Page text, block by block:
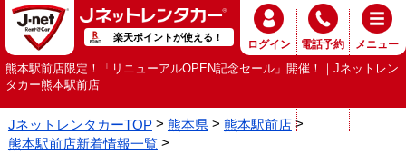
楽天ポイントが使える！
ログイン 電話予約 メニュー
熊本駅前店限定！「リニューアルOPEN記念セール」開催！｜Jネットレン
タカー熊本駅前店
JネットレンタカーTOP 熊本県
熊本駅前店
熊本駅前店新着情報一覧